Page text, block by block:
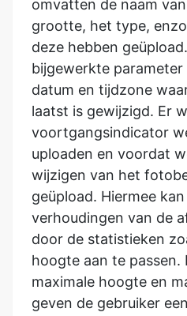
bijgewerkte
datum en tijdzone
laatst is gewijzigd. Er
voortgangsindicator
uploaden en voordat
wijzigen van het
geüpload. Hiermee
verhoudingen van de
door de statistieken
hoogte aan te passen.
maximale hoogte en
geven de gebruiker
voor fotocompressie.
parameters min-
gebruiker een